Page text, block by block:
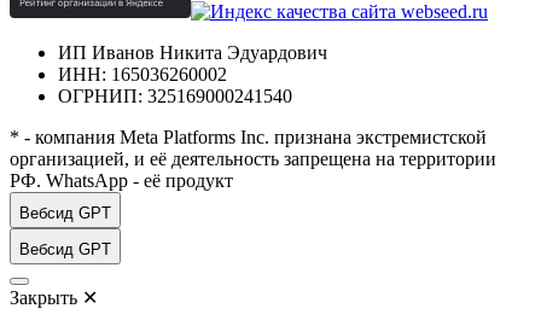
ИП Иванов Никита Эдуардович
ИНН: 165036260002
ОГРНИП: 325169000241540
* - компания Meta Platforms Inc. признана экстремистской
организацией, и её деятельность запрещена на территории
РФ. WhatsApp - её продукт
Вебсид GPT
Вебсид GPT
Закрыть ✕